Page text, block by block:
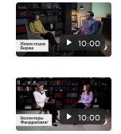
10:00
10:00